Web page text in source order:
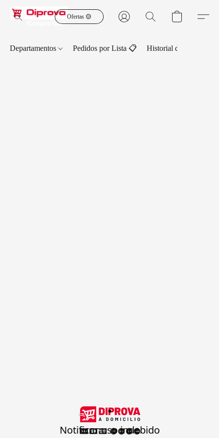
Ofertas 🟡
Departamentos Pedidos por Lista 📋 Historial de Pedidos
.
Notificar uso indebido